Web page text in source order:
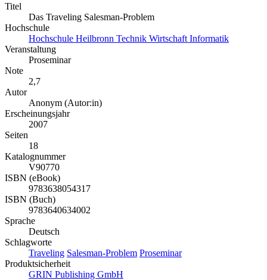
Titel
Das Traveling Salesman-Problem
Hochschule
Hochschule Heilbronn Technik Wirtschaft Informatik
Veranstaltung
Proseminar
Note
2,7
Autor
Anonym (Autor:in)
Erscheinungsjahr
2007
Seiten
18
Katalognummer
V90770
ISBN (eBook)
9783638054317
ISBN (Buch)
9783640634002
Sprache
Deutsch
Schlagworte
Traveling Salesman-Problem Proseminar
Produktsicherheit
GRIN Publishing GmbH